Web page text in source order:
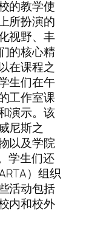
的教学使
所扮演的
视野、丰
的核心精
在课程之
生们在午
工作室课
演示。该
尼斯之
以及学院
学生们还
）组织
活动包括
内和校外